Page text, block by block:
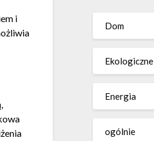
i
Dom
Ekologiczne
Energia
ogólnie